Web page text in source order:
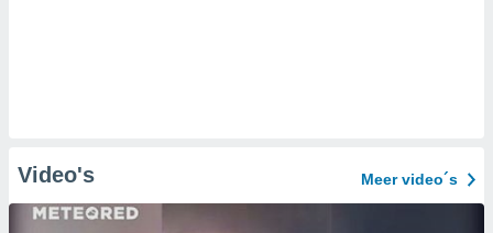
Video's Meer video´s